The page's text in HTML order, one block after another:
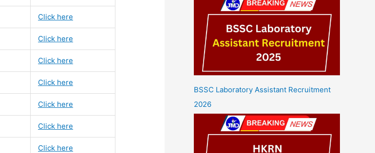
Click here
Click here
Click here
Click here
Click here
Click here
Click here
BSSC Laboratory Assistant Recruitment
2026